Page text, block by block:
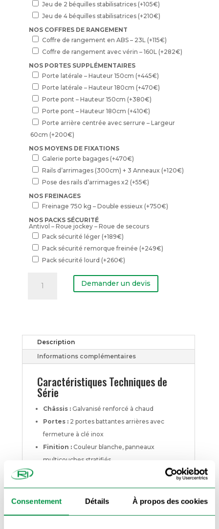
Consentement Détails À propos des cookies
Jeu de 2 béquilles stabilisatrices (+105€)
Jeu de 4 béquilles stabilisatrices (+210€)
NOS COFFRES DE RANGEMENT
Coffre de rangement en ABS – 23L (+115€)
Coffre de rangement avec vérin – 160L (+282€)
NOS PORTES SUPPLÉMENTAIRES
Porte latérale – Hauteur 150cm (+445€)
Porte latérale – Hauteur 180cm (+470€)
Porte pont – Hauteur 150cm (+380€)
Porte pont – Hauteur 180cm (+410€)
Porte arrière centrée avec serrure – Largeur
60cm (+200€)
NOS MOYENS DE FIXATIONS
Galerie porte bagages (+470€)
Rails d’arrimages (300cm) + 3 Anneaux (+120€)
Pose des rails d’arrimages x2 (+55€)
NOS FREINAGES
Freinage 750 kg – Double essieux (+750€)
NOS PACKS SÉCURITÉ
Antivol – Roue jockey – Roue de secours
Pack sécurité léger (+189€)
Pack sécurité remorque freinée (+249€)
Pack sécurité lourd (+260€)
SIMPLE
Demander un devis
Description
Informations complémentaires
Caractéristiques Techniques de
Série
Châssis :Galvanisé renforcé à chaud
Portes :2 portes battantes arrières avec
fermeture à clé inox
Finition :Couleur blanche, panneaux
multicouches stratifiés
Manœuvre :
2 Poignées de manœuvre